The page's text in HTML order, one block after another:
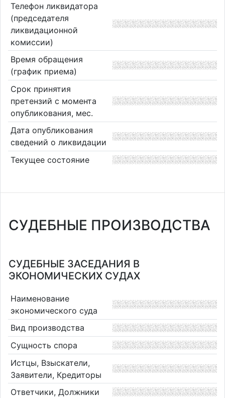
Телефон ликвидатора
(председателя
ликвидационной
комиссии)
Время обращения
(график приема)
Срок принятия
претензий с момента
опубликования, мес.
Дата опубликования
сведений о ликвидации
Текущее состояние
СУДЕБНЫЕ ПРОИЗВОДСТВА
СУДЕБНЫЕ ЗАСЕДАНИЯ В
ЭКОНОМИЧЕСКИХ СУДАХ
Наименование
экономического суда
Вид производства
Сущность спора
Истцы, Взыскатели,
Заявители, Кредиторы
Ответчики, Должники